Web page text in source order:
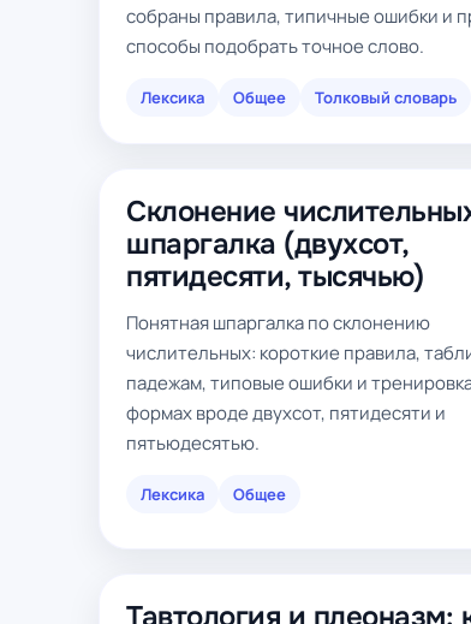
собраны правила, типичные ошибки и
способы подобрать точное слово.
Лексика Общее Толковый словарь
Склонение
шпаргалка (двухсот,
пятидесяти, тысячью)
Понятная шпаргалка по склонению
числительных: короткие правила,
падежам, типовые ошибки и
формах вроде двухсот, пятидесяти и
пятьюдесятью.
Лексика Общее
Тавтология и плеоназм: